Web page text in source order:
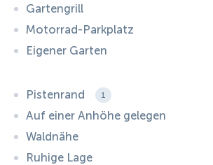
Gartengrill
Motorrad-Parkplatz
Eigener Garten
Pistenrand 1
Auf einer Anhöhe gelegen
Waldnähe
Ruhige Lage